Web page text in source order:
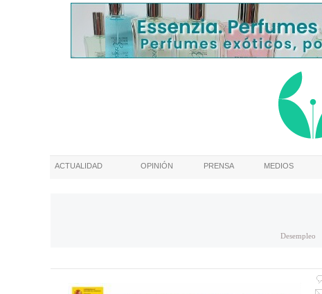
ACTUALIDAD OPINIÓN PRENSA MEDIOS
Desempleo